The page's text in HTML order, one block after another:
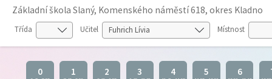
Základní škola Slaný, Komenského náměstí 618, okres Kladno
Třída Učitel Místnost
0 1 2 3 4 5 6